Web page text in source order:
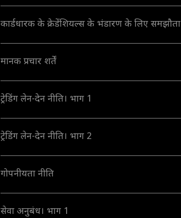
कार्डधारक के क्रेडेंशियल्स के भंडारण के लिए समझौता
मानक प्रचार शर्तें
ट्रेडिंग लेन-देन नीति। भाग 1
ट्रेडिंग लेन-देन नीति। भाग 2
गोपनीयता नीति
सेवा अनुबंध। भाग 1